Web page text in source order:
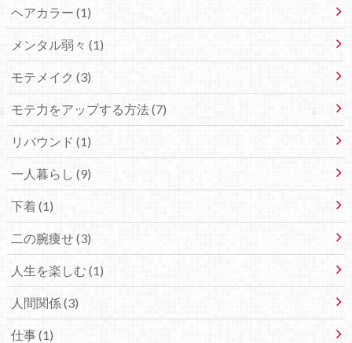
ヘアカラー (1)
メンタル弱々 (1)
モテメイク (3)
モテ力をアップする方法 (7)
リバウンド (1)
一人暮らし (9)
下着 (1)
二の腕痩せ (3)
人生を楽しむ (1)
人間関係 (3)
仕事 (1)